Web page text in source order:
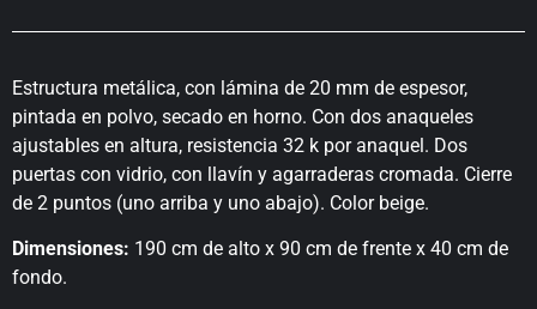
Estructura metálica, con lámina de 20 mm de espesor,
pintada en polvo, secado en horno. Con dos anaqueles
ajustables en altura, resistencia 32 k por anaquel. Dos
puertas con vidrio, con llavín y agarraderas cromada. Cierre
de 2 puntos (uno arriba y uno abajo). Color beige.
Dimensiones: 190 cm de alto x 90 cm de frente x 40 cm de
fondo.